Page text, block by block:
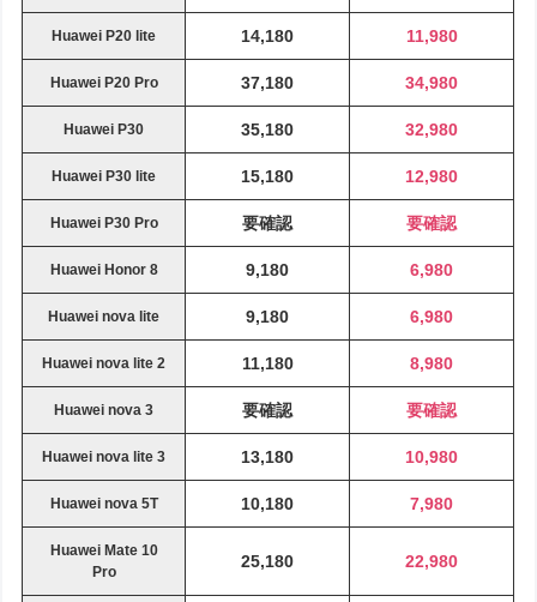
Huawei P20 lite 14,180 11,980
Huawei P20 Pro 37,180 34,980
Huawei P30 35,180 32,980
Huawei P30 lite 15,180 12,980
Huawei P30 Pro 要確認 要確認
Huawei Honor 8 9,180 6,980
Huawei nova lite 9,180 6,980
Huawei nova lite 2 11,180 8,980
Huawei nova 3 要確認 要確認
Huawei nova lite 3 13,180 10,980
Huawei nova 5T 10,180 7,980
Huawei Mate 10
Pro
25,180 22,980